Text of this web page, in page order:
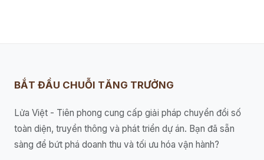
BẮT ĐẦU CHUỖI TĂNG TRƯỞNG
Lửa Việt - Tiên phong cung cấp giải pháp chuyển đổi số
toàn diện, truyền thông và phát triển dự án. Bạn đã sẵn
sàng để bứt phá doanh thu và tối ưu hóa vận hành?